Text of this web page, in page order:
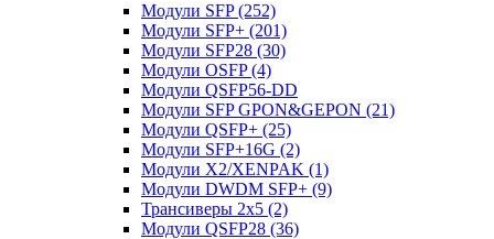
Модули SFP(252)
Модули SFP+ (201)
Модули SFP28 (30)
Модули OSFP(4)
Модули QSFP56-DD
Модули SFP GPON&GEPON (21)
Модули QSFP+ (25)
Модули SFP+16G (2)
Модули X2/XENPAK (1)
Модули DWDM SFP+ (9)
Трансиверы 2x5 (2)
Модули QSFP28 (36)